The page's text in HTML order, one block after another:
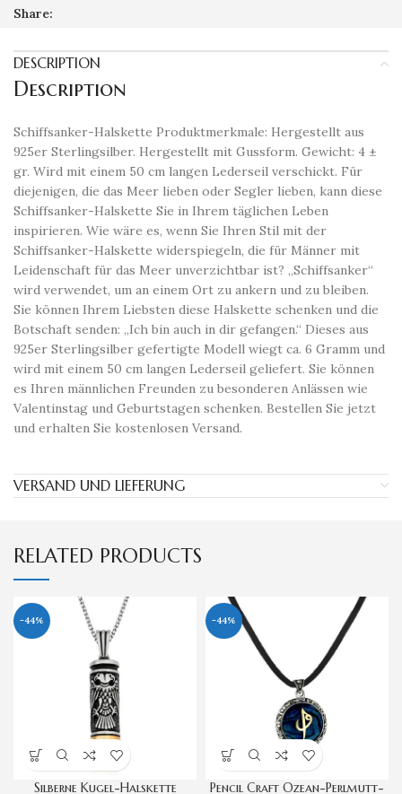
Share:
DESCRIPTION
Description
Schiffsanker-Halskette Produktmerkmale: Hergestellt aus
925er Sterlingsilber. Hergestellt mit Gussform. Gewicht: 4 ±
gr. Wird mit einem 50 cm langen Lederseil verschickt. Für
diejenigen, die das Meer lieben oder Segler lieben, kann diese
Schiffsanker-Halskette Sie in Ihrem täglichen Leben
inspirieren. Wie wäre es, wenn Sie Ihren Stil mit der
Schiffsanker-Halskette widerspiegeln, die für Männer mit
Leidenschaft für das Meer unverzichtbar ist? „Schiffsanker“
wird verwendet, um an einem Ort zu ankern und zu bleiben.
Sie können Ihrem Liebsten diese Halskette schenken und die
Botschaft senden: „Ich bin auch in dir gefangen.“ Dieses aus
925er Sterlingsilber gefertigte Modell wiegt ca. 6 Gramm und
wird mit einem 50 cm langen Lederseil geliefert. Sie können
es Ihren männlichen Freunden zu besonderen Anlässen wie
Valentinstag und Geburtstagen schenken. Bestellen Sie jetzt
und erhalten Sie kostenlosen Versand.
VERSAND UND LIEFERUNG
RELATED PRODUCTS
-44%
Silberne Kugel-Halskette
-44%
Pencil Craft Ozean-Perlmutt-